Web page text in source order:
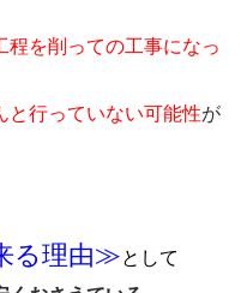
程を削っての工事になっ
と行っていない可能性が
る理由≫として